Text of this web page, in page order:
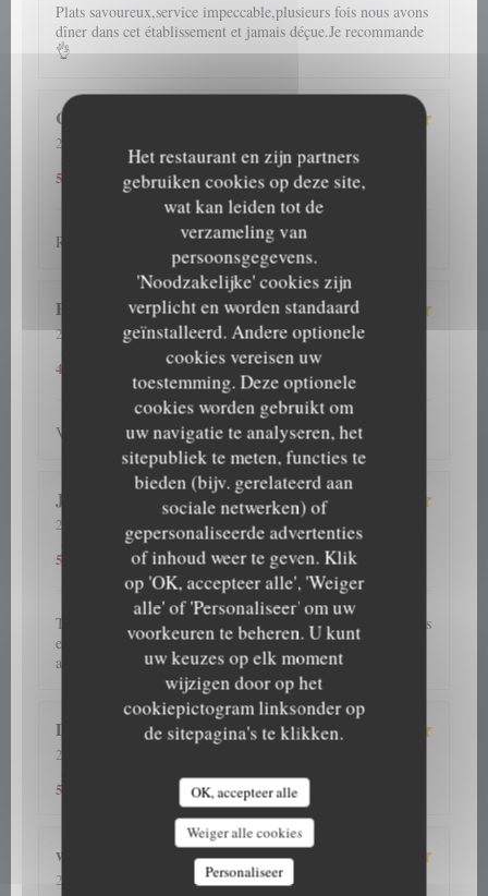
Het restaurant en zijn partners
gebruiken cookies op deze site,
wat kan leiden tot de
verzameling van
persoonsgegevens.
'Noodzakelijke' cookies zijn
verplicht en worden standaard
geïnstalleerd. Andere optionele
cookies vereisen uw
toestemming. Deze optionele
cookies worden gebruikt om
uw navigatie te analyseren, het
sitepubliek te meten, functies te
bieden (bijv. gerelateerd aan
sociale netwerken) of
gepersonaliseerde advertenties
of inhoud weer te geven. Klik
op 'OK, accepteer alle', 'Weiger
alle' of 'Personaliseer' om uw
voorkeuren te beheren. U kunt
uw keuzes op elk moment
wijzigen door op het
cookiepictogram linksonder op
de sitepagina's te klikken.
OK, accepteer alle
Weiger alle cookies
Personaliseer
Plats savoureux,service impeccable,plusieurs fois nous avons
dîner dans cet établissement et jamais déçue.Je recommande
👌
Cathy
2026-08-06
/5 Atmosfeer:5/5 Keuken: 5/5 Kwaliteit / Prijs
5
Repas et accueil toujours au top
Patrick
2026-07-31- 12:30 - Gasten 4
/5 Atmosfeer:5/5 Keuken: 5/5 Kwaliteit / Prijs
4
Verzorgd, vriendelijk en vooral lekker
J C
2026-08-05
- 12:45 - Gasten 5
/5 Atmosfeer:5/5 Keuken: 5/5 Kwaliteit / Prijs
5
Très bon moment partagé en famille devant d'excellents plats
et plateaux de fruits de mer servis par un personnel
attentionné, souriant et disponible. Très belle découverte
Daymon
2026-08-05
5
wilfried
2026-08-03
- 19:00 - Gasten 2